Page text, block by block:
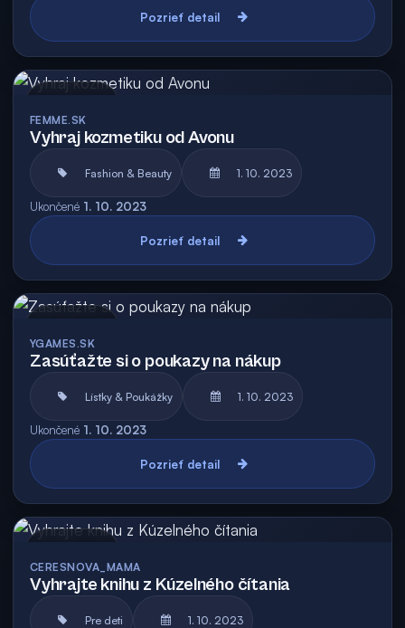
Pozrieť detail
FEMME.SK
Vyhraj kozmetiku od Avonu
Fashion & Beauty 1. 10. 2023
Ukončené 1. 10. 2023
Pozrieť detail
YGAMES.SK
Zasúťažte si o poukazy na nákup
Lístky & Poukážky 1. 10. 2023
Ukončené 1. 10. 2023
Pozrieť detail
CERESNOVA_MAMA
Vyhrajte knihu z Kúzelného čítania
Pre deti 1. 10. 2023